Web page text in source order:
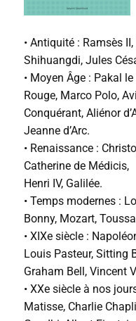
• Antiquité : Ramsès
Shihuangdi, Jules
• Moyen Âge : Pakal
Rouge, Marco Polo,
Conquérant, Aliénor
Jeanne d’Arc.
• Renaissance :
Catherine de Médicis,
Henri IV, Galilée.
• Temps modernes :
Bonny, Mozart,
• XIXe siècle :
Louis Pasteur, Sitting
Graham Bell, Vincent
• XXe siècle à nos
Matisse, Charlie